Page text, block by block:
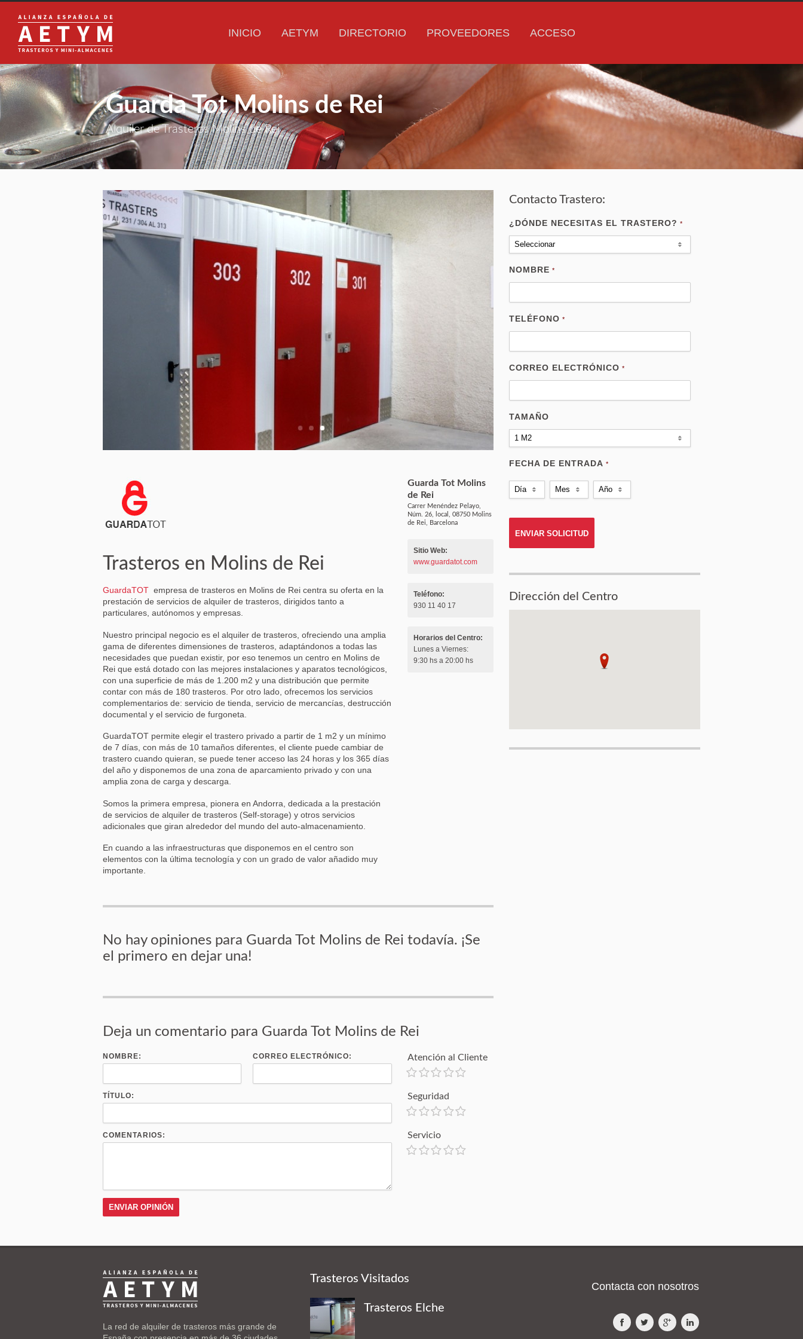
INICIO AETYM DIRECTORIO PROVEEDORES ACCESO
Guarda Tot Molins de Rei
Alquiler de Trasteros Molins de Rei
Guarda Tot Molins
de Rei
Carrer Menéndez Pelayo,
Núm. 26, local, 08750 Molins
de Rei, Barcelona
Sitio Web:
www.guardatot.com
Teléfono:
930 11 40 17
Horarios del Centro:
Lunes a Viernes:
9:30 hs a 20:00 hs
Trasteros en Molins de Rei
GuardaTOT empresa de trasteros en Molins de Rei centra su oferta en la
prestación de servicios de alquiler de trasteros, dirigidos tanto a
particulares, autónomos y empresas.
Nuestro principal negocio es el alquiler de trasteros, ofreciendo una amplia
gama de diferentes dimensiones de trasteros, adaptándonos a todas las
necesidades que puedan existir, por eso tenemos un centro en Molins de
Rei que está dotado con las mejores instalaciones y aparatos tecnológicos,
con una superficie de más de 1.200 m2 y una distribución que permite
contar con más de 180 trasteros. Por otro lado, ofrecemos los servicios
complementarios de: servicio de tienda, servicio de mercancías, destrucción
documental y el servicio de furgoneta.
GuardaTOT permite elegir el trastero privado a partir de 1 m2 y un mínimo
de 7 días, con más de 10 tamaños diferentes, el cliente puede cambiar de
trastero cuando quieran, se puede tener acceso las 24 horas y los 365 días
del año y disponemos de una zona de aparcamiento privado y con una
amplia zona de carga y descarga.
Somos la primera empresa, pionera en Andorra, dedicada a la prestación
de servicios de alquiler de trasteros (Self-storage) y otros servicios
adicionales que giran alrededor del mundo del auto-almacenamiento.
En cuando a las infraestructuras que disponemos en el centro son
elementos con la última tecnología y con un grado de valor añadido muy
importante.
No hay opiniones para Guarda Tot Molins de Rei todavía. ¡Se
el primero en dejar una!
Deja un comentario para Guarda Tot Molins de Rei
Atención al Cliente
Seguridad
Servicio
NOMBRE: CORREO ELECTRÓNICO:
TÍTULO:
COMENTARIOS:
Contacto Trastero:
¿DÓNDE NECESITAS EL TRASTERO? *
Seleccionar
NOMBRE *
TELÉFONO *
CORREO ELECTRÓNICO *
TAMAÑO
1 M2
FECHA DE ENTRADA *
Día Mes Año
Dirección del Centro
La red de alquiler de trasteros más grande de
Trasteros Visitados
Trasteros Elche
Contacta con nosotros